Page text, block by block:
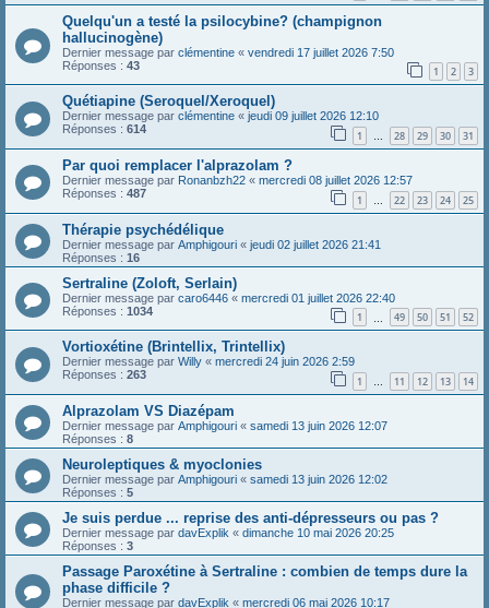
Quelqu'un a testé la psilocybine? (champignon
hallucinogène)
Dernier message par clémentine « vendredi 17 juillet 2026 7:50
Réponses : 43 1 2 3
Quétiapine (Seroquel/Xeroquel)
Dernier message par clémentine « jeudi 09 juillet 2026 12:10
Réponses : 614 1 … 28 29 30 31
Par quoi remplacer l'alprazolam ?
Dernier message par Ronanbzh22 « mercredi 08 juillet 2026 12:57
Réponses : 487 1 … 22 23 24 25
Thérapie psychédélique
Dernier message par Amphigouri « jeudi 02 juillet 2026 21:41
Réponses : 16
Sertraline (Zoloft, Serlain)
Dernier message par caro6446 « mercredi 01 juillet 2026 22:40
Réponses : 1034 1 49 50 51 52
Vortioxétine (Brintellix, Trintellix)
Dernier message par Willy « mercredi 24 juin 2026 2:59
Réponses : 263 1 … 11 12 13 14
Alprazolam VS Diazépam
Dernier message par Amphigouri « samedi 13 juin 2026 12:07
Réponses : 8
Neuroleptiques & myoclonies
Dernier message par Amphigouri « samedi 13 juin 2026 12:02
Réponses : 5
Je suis perdue ... reprise des anti-dépresseurs ou pas ?
Dernier message par davExplik « dimanche 10 mai 2026 20:25
Réponses : 3
Passage Paroxétine à Sertraline : combien de temps dure la
phase difficile ?
Dernier message par davExplik « mercredi 06 mai 2026 10:17